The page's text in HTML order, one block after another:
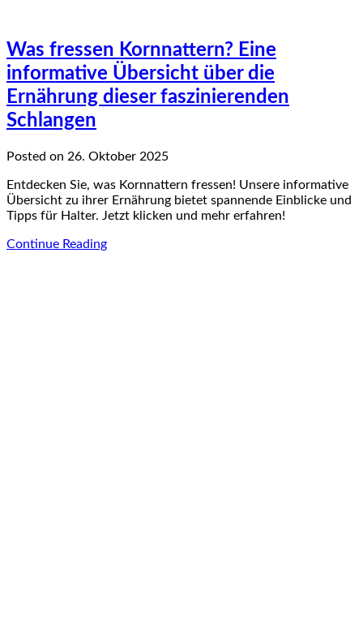
Was fressen Kornnattern? Eine
informative Übersicht über die
Ernährung dieser faszinierenden
Schlangen
Posted on 26. Oktober 2025
Entdecken Sie, was Kornnattern fressen! Unsere informative
Übersicht zu ihrer Ernährung bietet spannende Einblicke und
Tipps für Halter. Jetzt klicken und mehr erfahren!
Continue Reading